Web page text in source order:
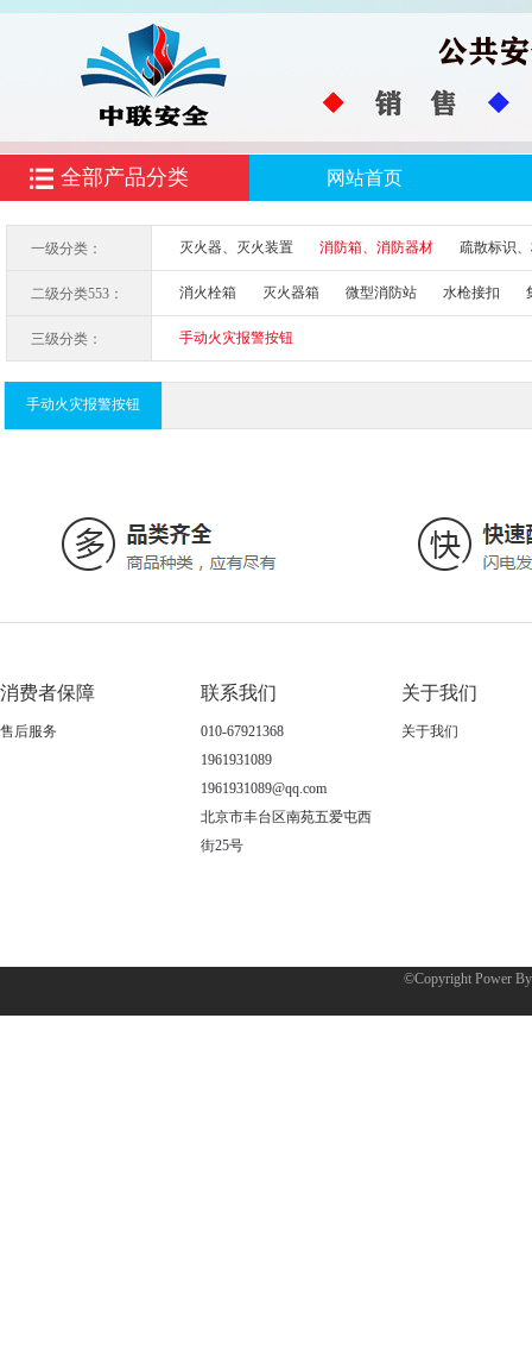
全部产品分类 网站首页
一级分类： 灭火器、灭火装置 消防箱、消防器材 疏散标识
二级分类553： 消火栓箱 灭火器箱 微型消防站 水枪接扣
三级分类： 手动火灾报警按钮
手动火灾报警按钮
消费者保障
售后服务
联系我们
010-67921368
1961931089
1961931089@qq.com
北京市丰台区南苑五爱屯西
街25号
关于我们
关于我们
©Copyright Power